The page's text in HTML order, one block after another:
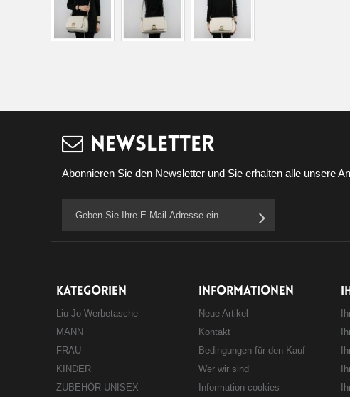
Newsletter
Abonnieren Sie den Newsletter und Sie erhalten alle unsere
KATEGORIEN
Liu Jo Werbetasche
MANN
FRAU
KINDER
ZUBEHÖR UNISEX
INFORMATIONEN
Neue Artikel
Kontakt
Bedingungen für den Kauf
Wer wir sind
Information cookies